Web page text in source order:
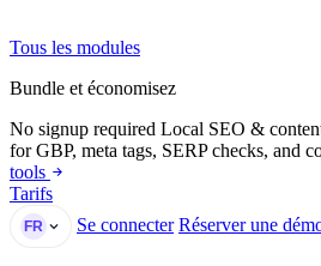
Tous les modules
Bundle et économisez
No signup required Local SEO &
for GBP, meta tags, SERP checks, and
tools
Tarifs
FR Se connecter Réserver une